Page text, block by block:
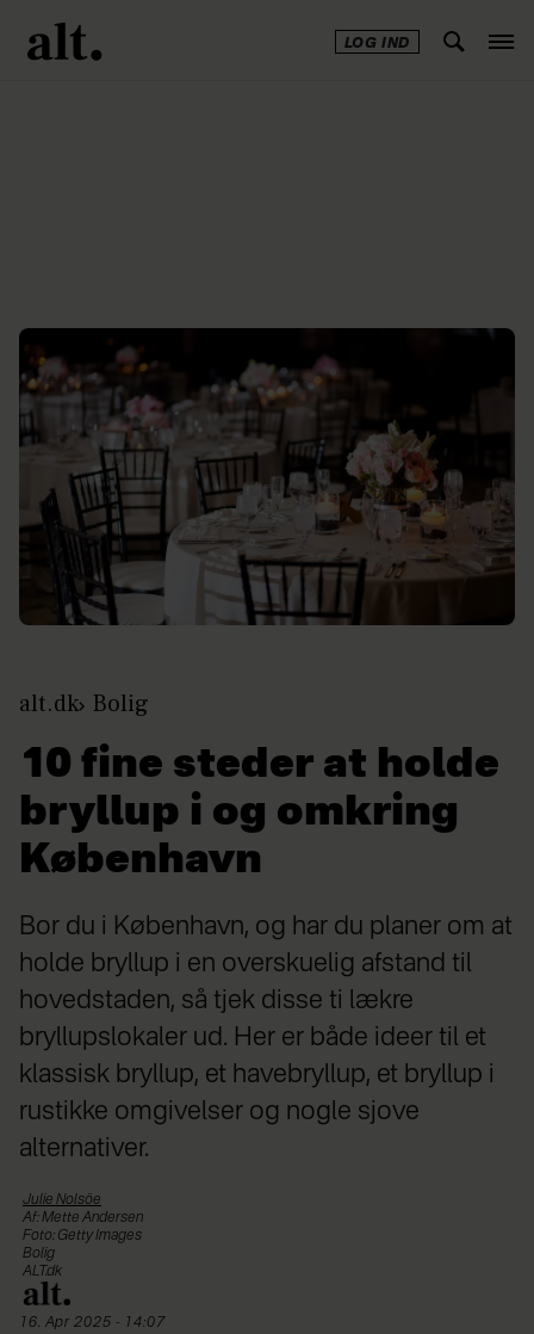
LOG IND
alt.dk Bolig
10 fine steder at holde
bryllup i og omkring
København
Bor du i København, og har du planer om at
holde bryllup i en overskuelig afstand til
hovedstaden, så tjek disse ti lækre
bryllupslokaler ud. Her er både ideer til et
klassisk bryllup, et havebryllup, et bryllup i
rustikke omgivelser og nogle sjove
alternativer.
Julie Nolsöe
Af: Mette Andersen
Foto: Getty Images
Bolig
ALT.dk
16. Apr 2025 - 14:07